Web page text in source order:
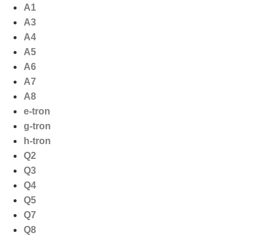
naar
inhoud
A1
A3
A4
A5
A6
A7
A8
e-tron
g-tron
h-tron
Q2
Q3
Q4
Q5
Q7
Q8